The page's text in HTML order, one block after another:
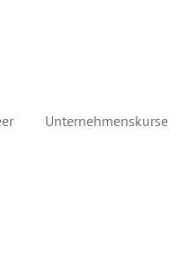
Unternehmenskurse